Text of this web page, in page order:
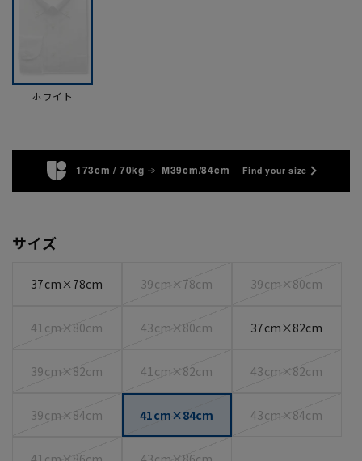
ホワイト
173cm / 70kg M39cm/84cm Find your size
サイズ
37cm×78cm 39cm×78cm 39cm×80cm
41cm×80cm 43cm×80cm 37cm×82cm
39cm×82cm 41cm×82cm 43cm×82cm
39cm×84cm 41cm×84cm 43cm×84cm